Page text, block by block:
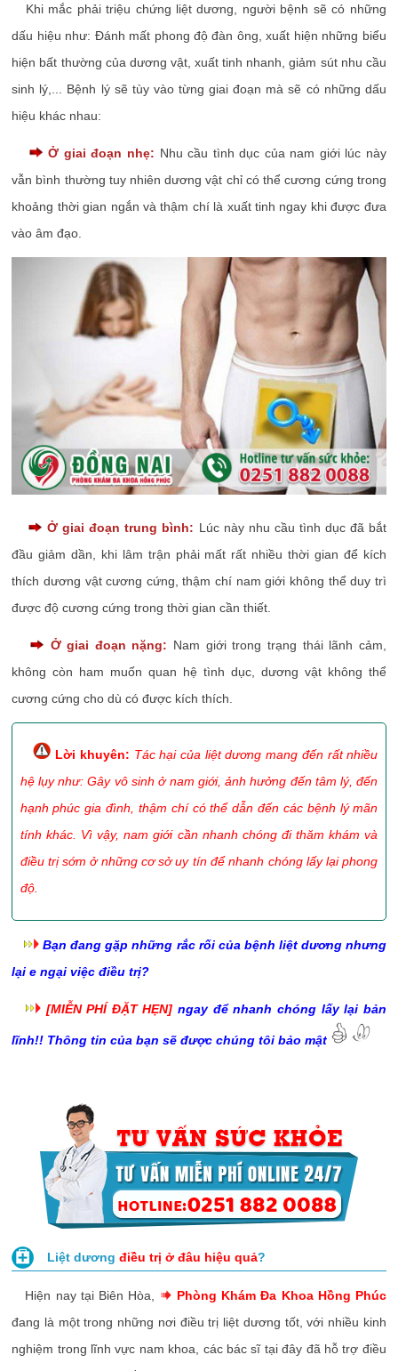
Khi mắc phải triệu chứng liệt dương, người bệnh sẽ có những
dấu hiệu như: Đánh mất phong độ đàn ông, xuất hiện những biểu
hiện bất thường của dương vật, xuất tinh nhanh, giảm sút nhu cầu
sinh lý,... Bệnh lý sẽ tùy vào từng giai đoạn mà sẽ có những dấu
hiệu khác nhau:
Ở giai đoạn nhẹ: Nhu cầu tình dục của nam giới lúc này
vẫn bình thường tuy nhiên dương vật chỉ có thể cương cứng trong
khoảng thời gian ngắn và thậm chí là xuất tinh ngay khi được đưa
vào âm đạo.
Ở giai đoạn trung bình: Lúc này nhu cầu tình dục đã bắt
đầu giảm dần, khi lâm trận phải mất rất nhiều thời gian để kích
thích dương vật cương cứng, thậm chí nam giới không thể duy trì
được độ cương cứng trong thời gian cần thiết.
Ở giai đoạn nặng: Nam giới trong trạng thái lãnh cảm,
không còn ham muốn quan hệ tình dục, dương vật không thể
cương cứng cho dù có được kích thích.
Lời khuyên: Tác hại của liệt dương mang đến rất nhiều
hệ lụy như: Gây vô sinh ở nam giới, ảnh hưởng đến tâm lý, đến
hạnh phúc gia đình, thậm chí có thể dẫn đến các bệnh lý mãn
tính khác. Vì vậy, nam giới cần nhanh chóng đi thăm khám và
điều trị sớm ở những cơ sở uy tín để nhanh chóng lấy lại phong
độ.
Bạn đang gặp những rắc rối của bệnh liệt dương nhưng
lại e ngại việc điều trị?
[MIỄN PHÍ ĐẶT HẸN] ngay để nhanh chóng lấy lại bản
lĩnh!! Thông tin của bạn sẽ được chúng tôi bảo mật
Liệt dươngđiều trị ở đâu hiệu quả?
Hiện nay tại Biên Hòa,
Phòng Khám Đa Khoa Hồng Phúc
đang là một trong những nơi điều trị liệt dương tốt, với nhiều kinh
nghiệm trong lĩnh vực nam khoa, các bác sĩ tại đây đã hỗ trợ điều